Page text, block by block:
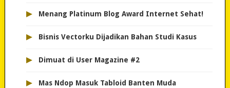
▸ Menang Platinum Blog Award Internet Sehat!
▸ Bisnis Vectorku Dijadikan Bahan Studi Kasus
▸ Dimuat di User Magazine #2
▸ Mas Ndop Masuk Tabloid Banten Muda